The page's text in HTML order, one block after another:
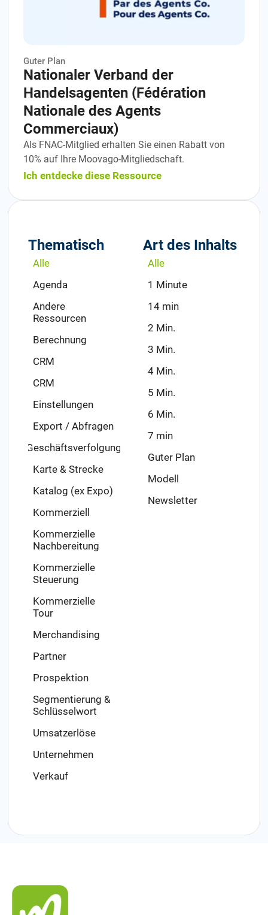
Thematisch
Agenda
Andere
Ressourcen
Berechnung
CRM
CRM
Einstellungen
Export / Abfragen
Geschäftsverfolgung
Karte & Strecke
Katalog (ex Expo)
Kommerziell
Kommerzielle
Nachbereitung
Kommerzielle
Steuerung
Kommerzielle
Tour
Merchandising
Partner
Prospektion
Segmentierung &
Schlüsselwort
Umsatzerlöse
Unternehmen
Verkauf
Alle
Art des Inhalts
1 Minute
14 min
2 Min.
3 Min.
4 Min.
5 Min.
6 Min.
7 min
Guter Plan
Modell
Newsletter
Alle
Guter Plan
Nationaler Verband der
Handelsagenten (Fédération
Nationale des Agents
Commerciaux)
Als FNAC-Mitglied erhalten Sie einen Rabatt von
10% auf Ihre Moovago-Mitgliedschaft.
Ich entdecke diese Ressource